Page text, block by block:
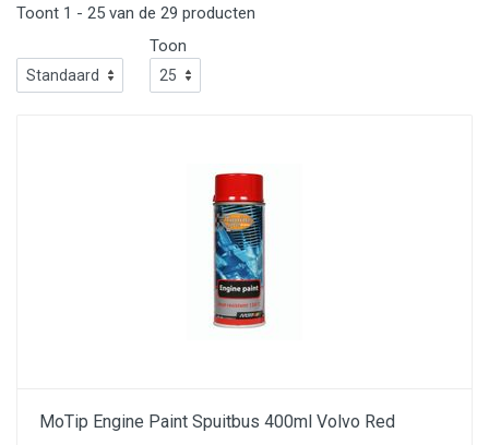
Toont 1 - 25 van de 29 producten
Toon
MoTip Engine Paint Spuitbus 400ml Volvo Red